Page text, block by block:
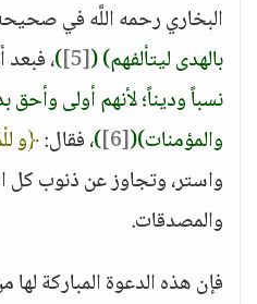
البخاري رحمه اللَّه في
بالهدى ليتألفهم)(
[5]
)، فبعد
نسباً وديناً؛ لأنهم أولى وأحق
والمؤمنات)(
[6]
)، فقال:﴿و
واستر، وتجاوز عن ذنوب كل
والمصدقات.
فإن هذه الدعوة المباركة لها